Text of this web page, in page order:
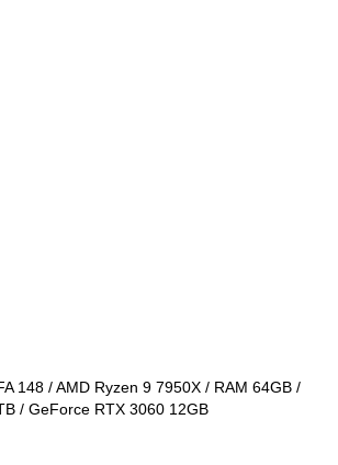
148 / AMD Ryzen 9 7950X / RAM 64GB /
/ GeForce RTX 3060 12GB